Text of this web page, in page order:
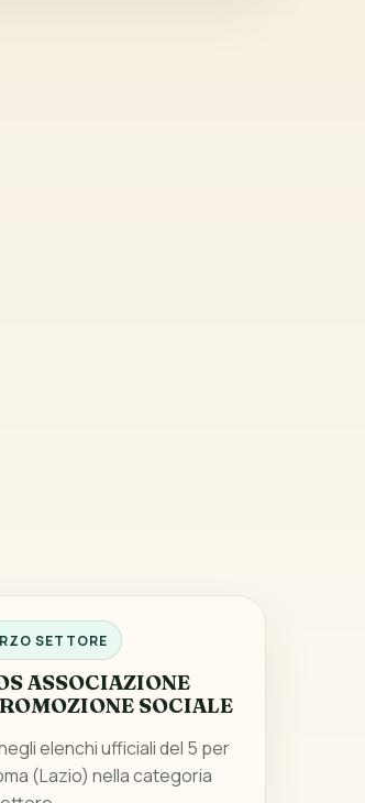
SETTORE
ASSOCIAZIONE
SOCIALE
elenchi ufficiali del 5 per
(Lazio) nella categoria